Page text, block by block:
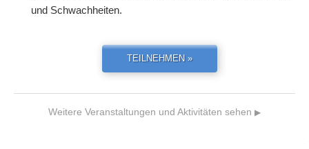
und Schwachheiten.
TEILNEHMEN »
Weitere Veranstaltungen und Aktivitäten sehen ▶